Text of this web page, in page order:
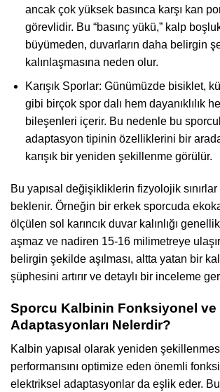
ancak çok yüksek basınca karşı kan
görevlidir. Bu “basınç yükü,” kalp
büyümeden, duvarların daha belirgin
kalınlaşmasına neden olur.
Karışık Sporlar: Günümüzde bisiklet,
gibi birçok spor dalı hem dayanıklılık
bileşenleri içerir. Bu nedenle bu
adaptasyon tipinin özelliklerini bir arada
karışık bir yeniden şekillenme görülür.
Bu yapısal değişikliklerin fizyolojik
beklenir. Örneğin bir erkek sporcuda
ölçülen sol karıncık duvar kalınlığı
aşmaz ve nadiren 15-16 milimetreye ulaşır.
belirgin şekilde aşılması, altta yatan bir
şüphesini artırır ve detaylı bir inceleme
Sporcu Kalbinin Fonksiyonel ve
Adaptasyonları Nelerdir?
Kalbin yapısal olarak yeniden
performansını optimize eden önemli
elektriksel adaptasyonlar da eşlik eder.